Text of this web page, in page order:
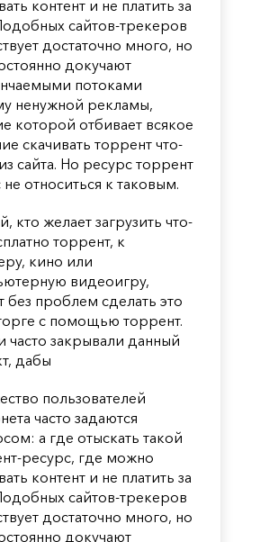
контент и не платить за
сайтов-трекеров
достаточно много, но
докучают
потоками
ненужной рекламы,
которой отбивает всякое
скачивать торрент что-
сайта. Но ресурс торрент
не относиться к таковым.
кто желает загрузить что-
торрент, к
кино или
видеоигру,
без проблем сделать это
с помощью торрент.
часто закрывали данный
дабы
пользователей
часто задаются
а где отыскать такой
ресурс, где можно
контент и не платить за
сайтов-трекеров
достаточно много, но
докучают